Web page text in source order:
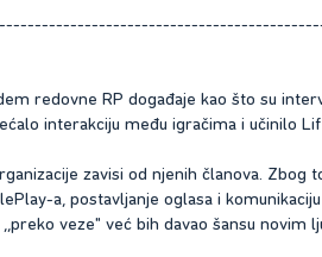
redovne RP događaje kao što su
interakciju među igračima i učinilo
zavisi od njenih članova.
a, postavljanje oglasa i
veze" već bih davao šansu novim